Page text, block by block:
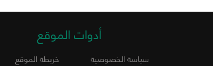
أدوات الموقع
سياسة الخصوصية
خريطة الموقع